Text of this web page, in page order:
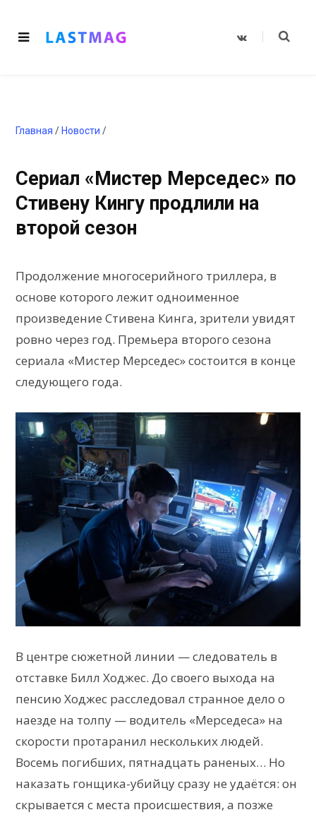
V
Главная / Новости /
Сериал «Мистер Мерседес» по
Стивену Кингу продлили на
второй сезон
Продолжение многосерийного триллера, в
основе которого лежит одноименное
произведение Стивена Кинга, зрители увидят
ровно через год. Премьера второго сезона
сериала «Мистер Мерседес» состоится в конце
следующего года.
В центре сюжетной линии — следователь в
отставке Билл Ходжес. До своего выхода на
пенсию Ходжес расследовал странное дело о
наезде на толпу — водитель «Мерседеса» на
скорости протаранил нескольких людей.
Восемь погибших, пятнадцать раненых… Но
наказать гонщика-убийцу сразу не удаётся: он
скрывается с места происшествия, а позже